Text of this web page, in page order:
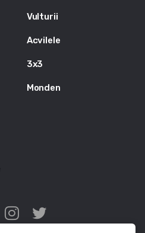
Vulturii
Acvilele
3x3
Monden